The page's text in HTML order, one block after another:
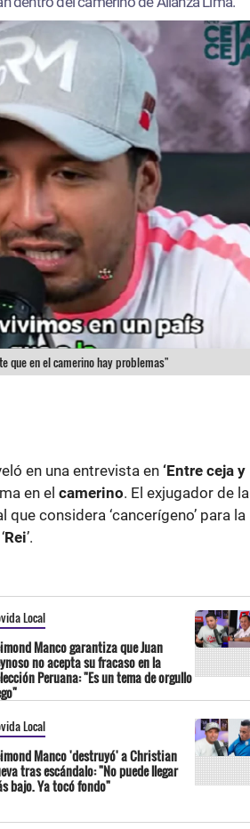
que en el camerino hay problemas"
en una entrevista en‘Entre ceja y
en el camerino. El exjugador de la
considera ‘cancerígeno’ para la
Rei’.
Local
Manco garantiza que Juan
no acepta su fracaso en la
Peruana: "Es un tema de orgullo
Local
Manco 'destruyó' a Christian
tras escándalo: "No puede llegar
bajo. Ya tocó fondo"